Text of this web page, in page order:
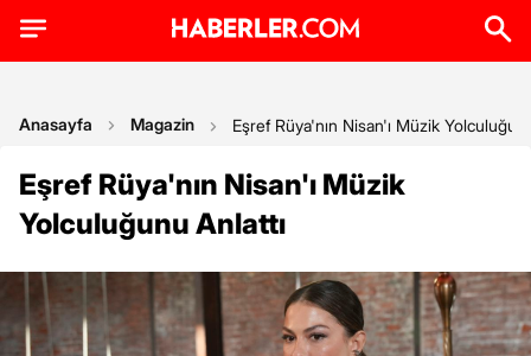
Anasayfa Magazin Eşref Rüya'nın Nisan'ı Müzik
Eşref Rüya'nın Nisan'ı Müzik
Yolculuğunu Anlattı